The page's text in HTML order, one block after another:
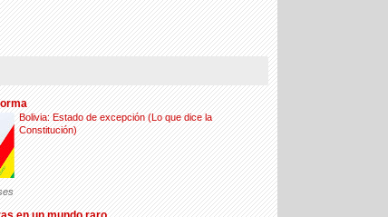
Bolivia: Estado de excepción (Lo que dice la
Constitución)